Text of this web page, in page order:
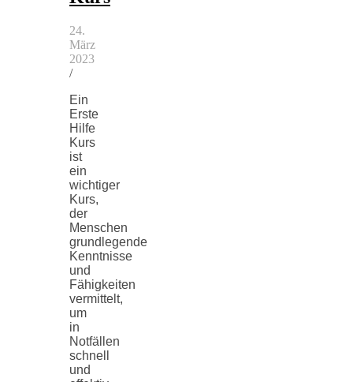
24.
März
2023
/
Ein
Erste
Hilfe
Kurs
ist
ein
wichtiger
Kurs,
der
Menschen
grundlegende
Kenntnisse
und
Fähigkeiten
vermittelt,
um
in
Notfällen
schnell
und